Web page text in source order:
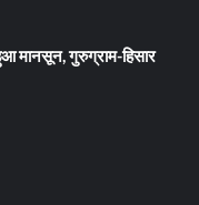
मानसून, गुरुग्राम-हिसार